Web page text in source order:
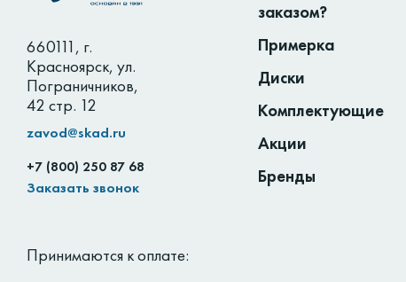
660111, г.
Красноярск, ул.
Пограничников,
42 стр. 12
zavod@skad.ru
+7 (800) 250 87 68
Заказать звонок
заказом?
Примерка
Диски
Комплектующие
Акции
Бренды
Принимаются к оплате: